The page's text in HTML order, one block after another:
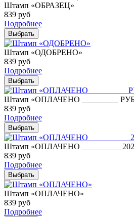
Штамп «ОБРАЗЕЦ»
839 руб
Подробнее
Выбрать
Штамп «ОДОБРЕНО»
839 руб
Подробнее
Выбрать
Штамп «ОПЛАЧЕНО _________
839 руб
Подробнее
Выбрать
Штамп «ОПЛАЧЕНО
839 руб
Подробнее
Выбрать
Штамп «ОПЛАЧЕНО»
839 руб
Подробнее